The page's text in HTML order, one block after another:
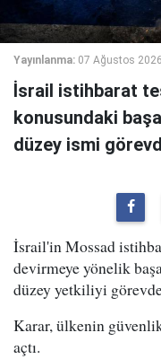
Yayınlanma: 07 Ağustos
İsrail istihbarat
konusundaki
düzey ismi
İsrail'in Mossad
devirmeye yönelik
düzey yetkiliyi
Karar, ülkenin
açtı.